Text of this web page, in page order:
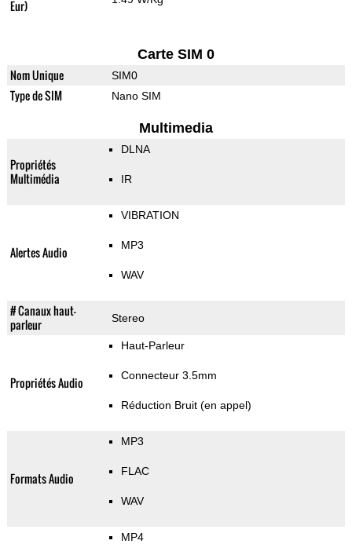
Eur)
Carte SIM 0
Nom Unique SIM0
Type de SIM Nano SIM
Multimedia
Propriétés
Multimédia
DLNA
IR
Alertes Audio
VIBRATION
MP3
WAV
# Canaux haut-
parleur
Stereo
Propriétés Audio
Haut-Parleur
Connecteur 3.5mm
Réduction Bruit (en appel)
Formats Audio
MP3
FLAC
WAV
MP4